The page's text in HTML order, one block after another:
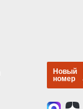
Новый
номер